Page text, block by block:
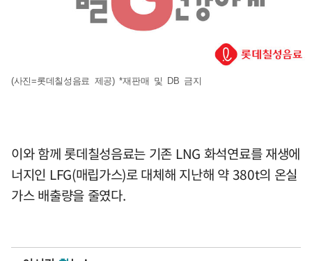
(사진=롯데칠성음료 제공) *재판매 및 DB 금지
이와 함께 롯데칠성음료는 기존 LNG 화석연료를 재생에
너지인 LFG(매립가스)로 대체해 지난해 약 380t의 온실
가스 배출량을 줄였다.